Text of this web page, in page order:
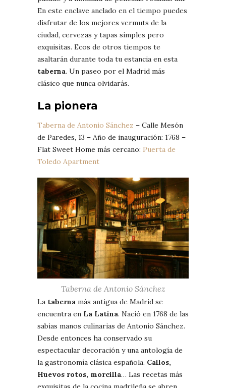
En este enclave anclado en el tiempo puedes
disfrutar de los mejores vermuts de la
ciudad, cervezas y tapas simples pero
exquisitas. Ecos de otros tiempos te
asaltarán durante toda tu estancia en esta
taberna. Un paseo por el Madrid más
clásico que nunca olvidarás.
La pionera
Taberna de Antonio Sánchez – Calle Mesón
de Paredes, 13 – Año de inauguración: 1768 –
Flat Sweet Home más cercano: Puerta de
Toledo Apartment
Taberna de Antonio Sánchez
La taberna más antigua de Madrid se
encuentra en La Latina. Nació en 1768 de las
sabias manos culinarias de Antonio Sánchez.
Desde entonces ha conservado su
espectacular decoración y una antología de
la gastronomía clásica española. Callos,
Huevos rotos, morcilla… Las recetas más